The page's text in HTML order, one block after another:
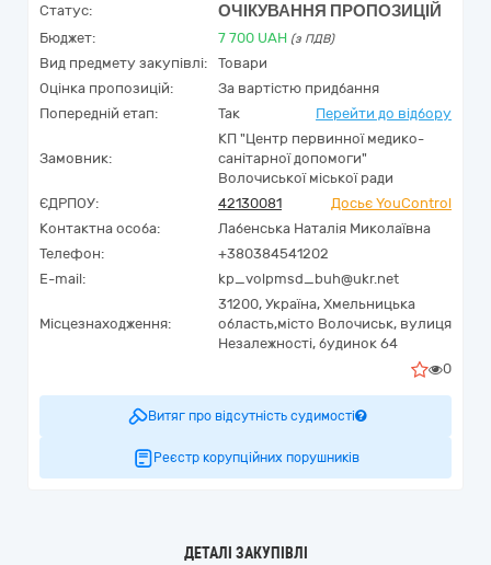
Статус: ОЧІКУВАННЯ ПРОПОЗИЦІЙ
Бюджет: 7 700 UAH (з ПДВ)
Вид предмету закупівлі:
Товари
Оцінка пропозицій:
За вартістю придбання
Попередній етап:
Так Перейти до відбору
Замовник:
КП "Центр первинної медико-
санітарної допомоги"
Волочиської міської ради
ЄДРПОУ:
42130081
Досьє YouControl
Контактна особа:
Лабенська Наталія Миколаївна
Телефон:
+380384541202
E-mail:
kp_volpmsd_buh@ukr.net
Місцезнаходження:
31200, Україна, Хмельницька
область,місто Волочиськ, вулиця
Незалежності, будинок 64
0
Витяг про відсутність судимості
Реєстр корупційних порушників
ДЕТАЛІ ЗАКУПІВЛІ